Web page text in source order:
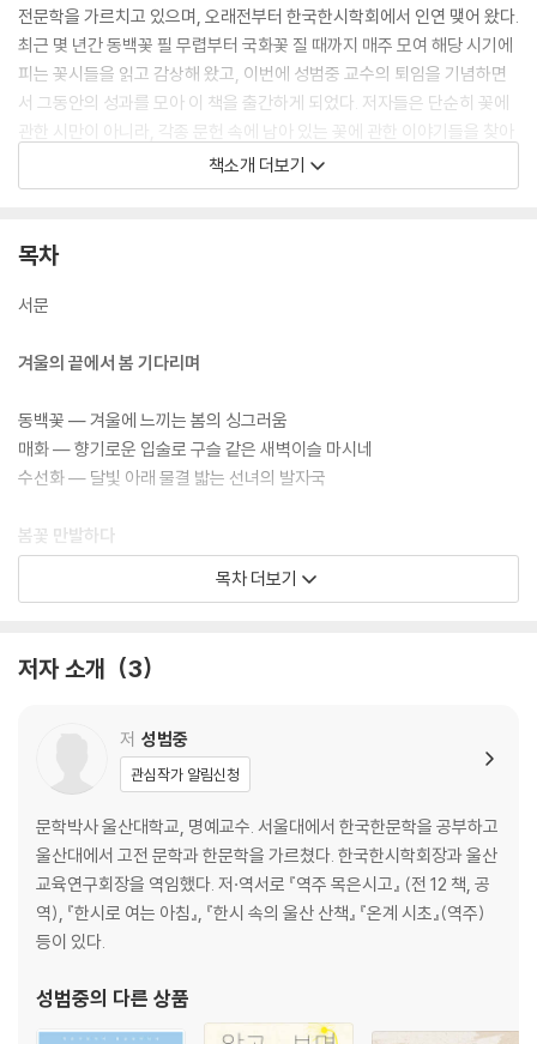
전문학을 가르치고 있으며, 오래전부터 한국한시학회에서 인연 맺어 왔다.
최근 몇 년간 동백꽃 필 무렵부터 국화꽃 질 때까지 매주 모여 해당 시기에
피는 꽃시들을 읽고 감상해 왔고, 이번에 성범중 교수의 퇴임을 기념하면
서 그동안의 성과를 모아 이 책을 출간하게 되었다. 저자들은 단순히 꽃에
관한 시만이 아니라, 각종 문헌 속에 남아 있는 꽃에 관한 이야기들을 찾아
우리 조상들의 삶 속에서 꽃이 지닌 역할과 의미를 찾고자 했다.
게 편안한 독서 환경을 제공함으로써 책 읽기의 즐거움을 되찾아 드리고자
책소개 더보기
목차
서문
겨울의 끝에서 봄 기다리며
동백꽃 ― 겨울에 느끼는 봄의 싱그러움
매화 ― 향기로운 입술로 구슬 같은 새벽이슬 마시네
수선화 ― 달빛 아래 물결 밟는 선녀의 발자국
봄꽃 만발하다
진달래꽃 ― 꿈에도 그리는 고향의 꽃
난꽃 ― 천향을 사랑하여 저녁 바람 앞에 섰네
개나리꽃 ― 갓 태어난 병아리의 봄빛을 담았네
앵두꽃 ― 부질없는 세상 못내 가련하여라
살구꽃 ― 청명 시절 혼을 끊는 고향의 꽃
자두꽃 ― 나무 가득 빛나는 순백의 아름다움
복사꽃 ― 무릉의 신선이 보낸 선물
팥배나무꽃 ― 봄과의 이별, 생과의 이별
장미 ― 아름답기에 다가설 수 없는 꽃
해당화 ― 고운 자태, 장미 부럽지 않네
목련 ― 시를 그려 내는 담박한 붓
목차 더보기
저자 소개 3
저 성범중
관심작가 알림신청
문학박사 울산대학교, 명예교수. 서울대에서 한국한문학을 공부하고
울산대에서 고전 문학과 한문학을 가르쳤다. 한국한시학회장과 울산
교육연구회장을 역임했다. 저·역서로 『역주 목은시고』 (전 12 책, 공
역), 『한시로 여는 아침』, 『한시 속의 울산 산책』 『온계 시초』(역주)
등이 있다.
성범중의 다른 상품